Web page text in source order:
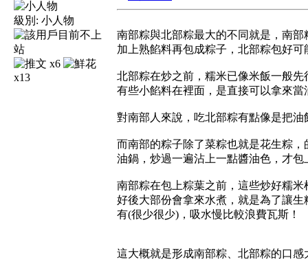
級別: 小人物
x6
x13
南部粽與北部粽最大的不同就是，南
加上熟餡料再包成粽子，北部粽包好可
北部粽在炒之前，糯米已像米飯一般
有些小餡料在裡面，是直接可以拿來當
對南部人來說，吃北部粽有點像是把
而南部的粽子除了菜粽也就是花生粽
油鍋，炒過一遍沾上一點醬油色，才
南部粽在包上粽葉之前，這些炒好糯
好後大部份會拿來水煮，就是為了讓
有(很少很少)，吸水慢比較浪費瓦斯！
這大概就是形成南部粽、北部粽的口感